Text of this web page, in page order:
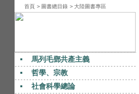
首頁 > 圖書總目錄 > 大陸圖書專區
馬列毛鄧共產主義
哲學、宗教
社會科學總論